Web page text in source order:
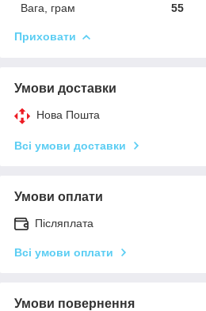
Вага, грам
55
Приховати
Умови доставки
Нова Пошта
Всі умови доставки
Умови оплати
Післяплата
Всі умови оплати
Умови повернення